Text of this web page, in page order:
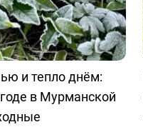
и тепло днём:
в Мурманской